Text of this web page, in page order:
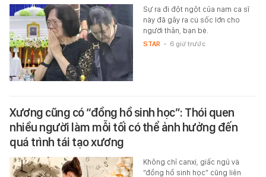
Sự ra đi đột ngột của nam ca sĩ
này đã gây ra cú sốc lớn cho
người thân, bạn bè.
STAR - 6 giờ trước
Xương cũng có “đồng hồ sinh học”: Thói quen
nhiều người làm mỗi tối có thể ảnh hưởng đến
quá trình tái tạo xương
Không chỉ canxi, giấc ngủ và
“đồng hồ sinh học” cũng liên